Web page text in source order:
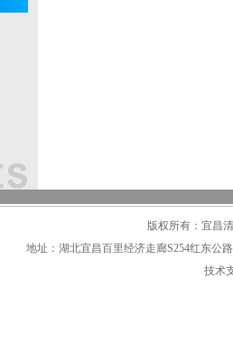
版权所有：宜昌
地址：湖北宜昌百里经济走廊S254红东公
技术